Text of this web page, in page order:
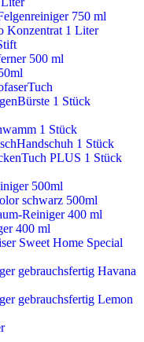
750 ml
Konzentrat 1 Liter
500 ml
1 Stück
1 Stück
1 Stück
PLUS 1 Stück
500ml
schwarz 500ml
Reiniger 400 ml
400 ml
Sweet Home Special
gebrauchsfertig Havana
gebrauchsfertig Lemon